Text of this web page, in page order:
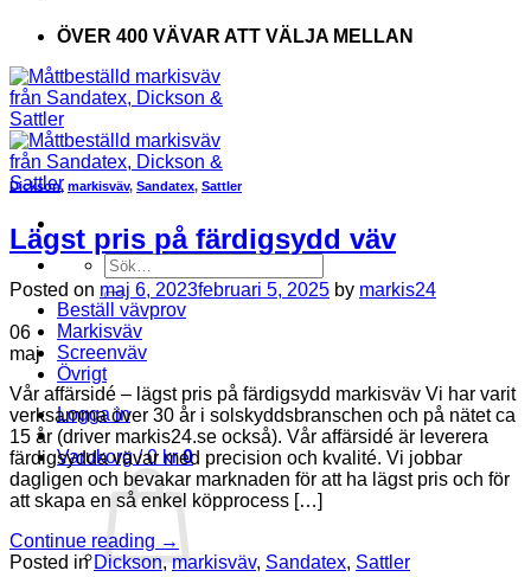
ÖVER 400 VÄVAR ATT VÄLJA MELLAN
Sök
efter:
Beställ vävprov
Markisväv
Screenväv
Övrigt
Logga in
Varukorg /0 kr 0
Dickson, markisväv, Sandatex, Sattler
Lägst pris på färdigsydd väv
Posted on maj 6, 2023februari 5, 2025 by markis24
06
maj
Vår affärsidé – lägst pris på färdigsydd markisväv Vi har varit
verksamma över 30 år i solskyddsbranschen och på nätet ca
15 år (driver markis24.se också). Vår affärsidé är leverera
färdigsydda vävar med precision och kvalité. Vi jobbar
dagligen och bevakar marknaden för att ha lägst pris och för
att skapa en så enkel köpprocess […]
Continue reading →
Posted inDickson,markisväv, Sandatex, Sattler